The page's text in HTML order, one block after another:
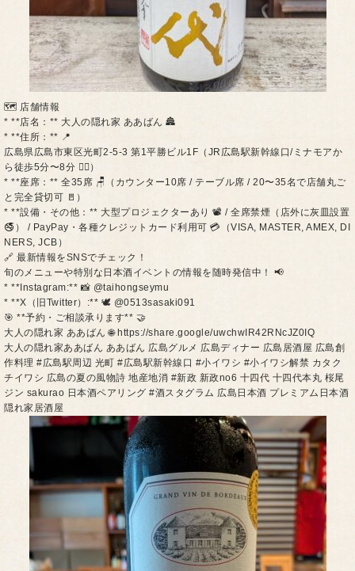
🗺️ 店舗情報
* **店名：** 大人の隠れ家 ああばん 🏯
* **住所：** 📍
広島県広島市東区光町2-5-3 第1平勝ビル1F（JR広島駅新幹線口/ミナモアか
ら徒歩5分〜8分 🚶‍♂️）
* **座席：** 全35席 🪑（カウンター10席 / テーブル席 / 20〜35名で店舗丸ご
と完全貸切可 🚪）
* **設備・その他：** 大型プロジェクターあり 📽️ / 全席禁煙（店外に灰皿設置
🚭） / PayPay・各種クレジットカード利用可 💳（VISA, MASTER, AMEX, DI
NERS, JCB）
🔗 最新情報をSNSでチェック！
旬のメニューや特別な日本酒イベントの情報を随時発信中！ 📢
* **Instagram:** 📸 @taihongseymu
* **X（旧Twitter）:** 🕊️ @0513sasaki091
🎯 **予約・ご相談承ります** 🤝
大人の隠れ家 ああばん 🌐 https://share.google/uwchwIR42RNcJZ0IQ
大人の隠れ家ああばん ああばん 広島グルメ 広島ディナー 広島居酒屋 広島創
作料理 #広島駅周辺 光町 #広島駅新幹線口 #小イワシ #小イワシ解禁 カタク
チイワシ 広島の夏の風物詩 地産地消 #新政 新政no6 十四代 十四代本丸 桜尾
ジン sakurao 日本酒ペアリング #酒スタグラム 広島日本酒 プレミアム日本酒
隠れ家居酒屋